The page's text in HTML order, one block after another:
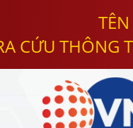
CỨU THÔNG